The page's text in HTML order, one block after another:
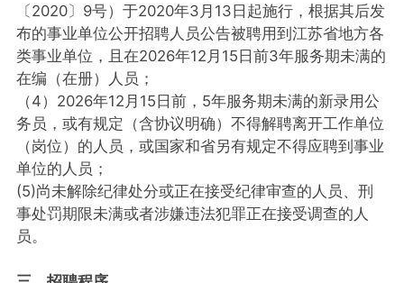
〔2020〕9号）于2020年3月13日起施行，根据其后发
布的事业单位公开招聘人员公告被聘用到江苏省地方各
类事业单位，且在2026年12月15日前3年服务期未满的
在编（在册）人员；
（4）2026年12月15日前，5年服务期未满的新录用公
务员，或有规定（含协议明确）不得解聘离开工作单位
（岗位）的人员，或国家和省另有规定不得应聘到事业
单位的人员；
(5)尚未解除纪律处分或正在接受纪律审查的人员、刑
事处罚期限未满或者涉嫌违法犯罪正在接受调查的人
员。